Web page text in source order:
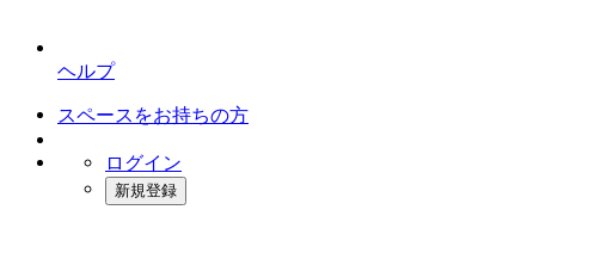
ヘルプ
スペースをお持ちの方
ログイン
新規登録